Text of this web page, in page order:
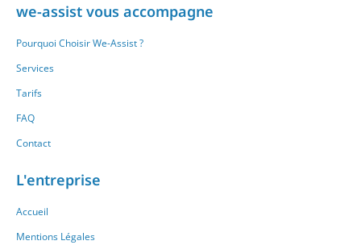
we-assist vous accompagne
Pourquoi Choisir We-Assist ?
Services
Tarifs
FAQ
Contact
L'entreprise
Accueil
Mentions Légales